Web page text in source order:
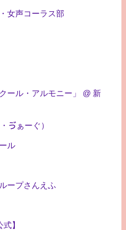
女声コーラス部
ール・アルモニー」 @ 新
ゔぁーぐ）
ル
ープさんえふ
】